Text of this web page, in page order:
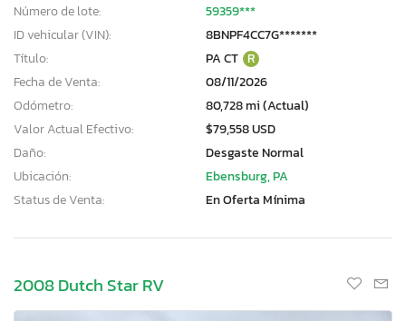
Número de lote:
59359***
ID vehicular (VIN):
8BNPF4CC7G*******
Título:
PA CT R
Fecha de Venta:
08/11/2026
Odómetro:
80,728 mi (Actual)
Valor Actual Efectivo:
$79,558 USD
Daño:
Desgaste Normal
Ubicación:
Ebensburg, PA
Status de Venta:
En Oferta Mínima
2008 Dutch Star RV